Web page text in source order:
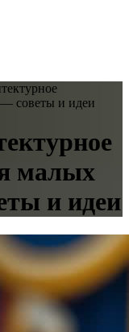
— советы и идеи
малых
и идеи